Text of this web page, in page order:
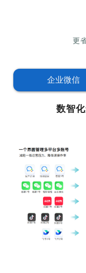
更
企业微信
数智